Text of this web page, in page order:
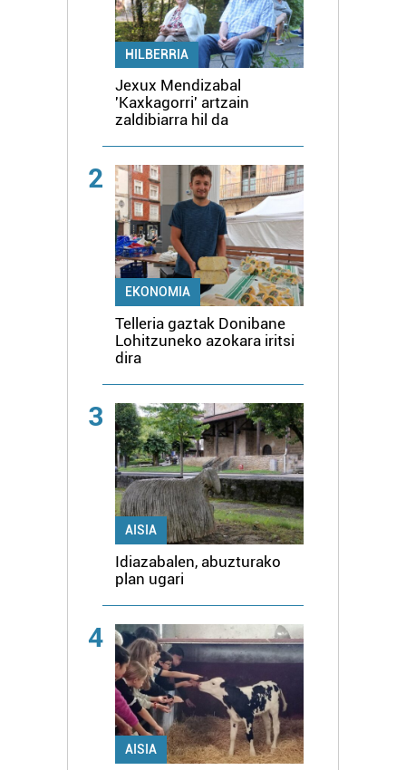
HILBERRIA
Jexux Mendizabal
'Kaxkagorri' artzain
zaldibiarra hil da
2
EKONOMIA
Telleria gaztak Donibane
Lohitzuneko azokara iritsi
dira
3
AISIA
Idiazabalen, abuzturako
plan ugari
4
AISIA